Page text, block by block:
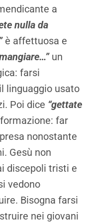
a
nulla da
è affettuosa e
un
farsi
linguaggio usato
Poi dice “gettate
far
nonostante
Gesù non
discepoli tristi e
vedono
Bisogna farsi
nei giovani